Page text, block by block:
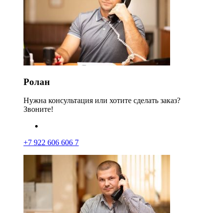
Ролан
Нужна консультация или хотите сделать заказ?
Звоните!
+7 922 606 606 7